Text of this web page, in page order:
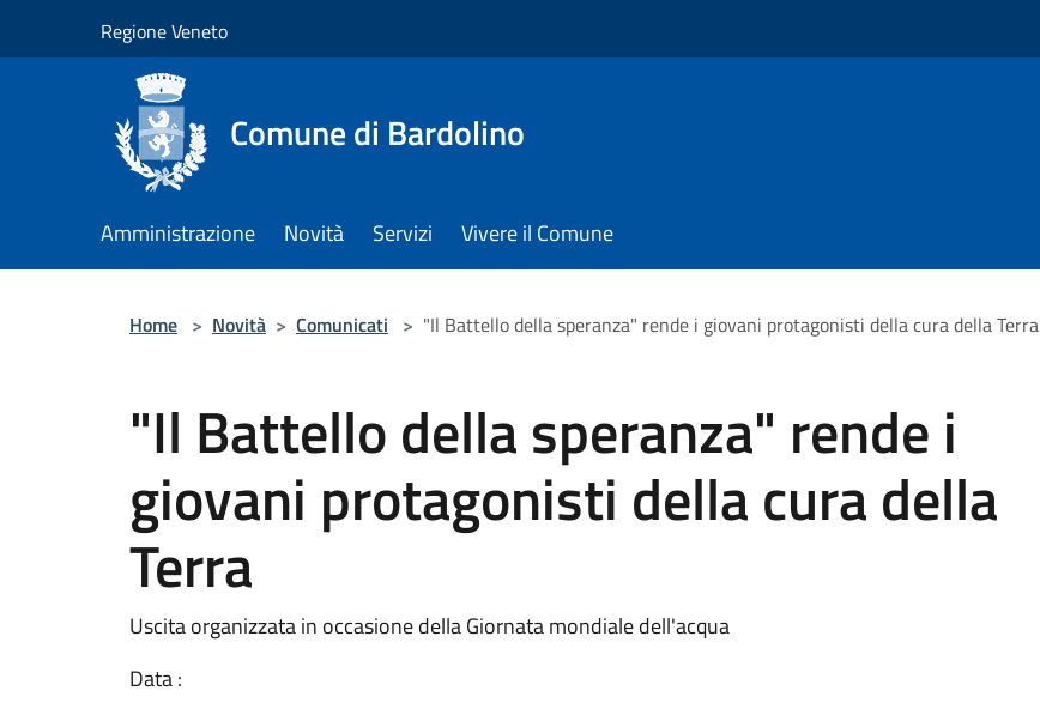
Regione Veneto
Comune di Bardolino
Amministrazione Novità Servizi Vivere il Comune
Home > Novità > Comunicati > "Il Battello della speranza" rende i giovani protagonisti della cura della Terra
"Il Battello della speranza" rende i
giovani protagonisti della cura della
Terra
Uscita organizzata in occasione della Giornata mondiale dell'acqua
Data :